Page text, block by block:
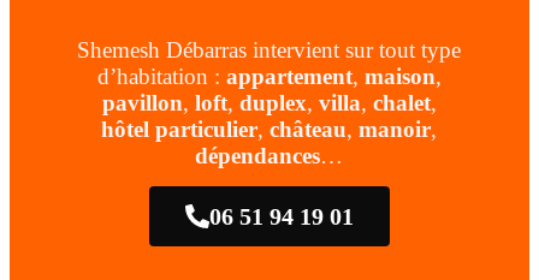
Shemesh Débarras intervient sur tout type
d’habitation : appartement, maison,
pavillon, loft, duplex, villa, chalet,
hôtel particulier,château,manoir,
dépendances…
06 51 94 19 01